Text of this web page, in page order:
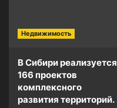
Недвижимость
В Сибири реализуется
166 проектов
комплексного
развития территорий.